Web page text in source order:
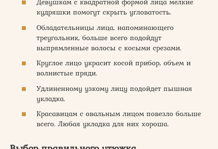
кудряшки помогут скрыть угловатость.
Обладательницы лица, напоминающего
треугольник, больше всего подойдут
выпрямленные волосы с косыми срезами.
Круглое лицо украсит косой прибор, объем и
волнистые пряди.
Удлиненному узкому лицу подойдет пышная
укладка.
Красавицам с овальным лицом повезло больше
всего. Любая укладка для них хороша.